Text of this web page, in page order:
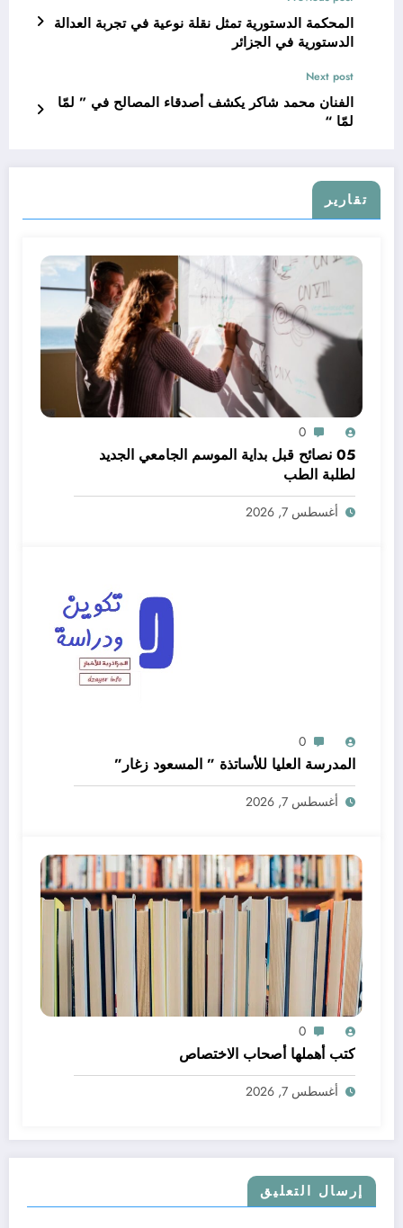
المحكمة الدستورية تمثل نقلة نوعية في تجربة العدالة
الدستورية في الجزائر
Next post
الفنان محمد شاكر يكشف أصدقاء المصالح في ” لمّا
لمّا “
تقارير
0
05 نصائح قبل بداية الموسم الجامعي الجديد
لطلبة الطب
أغسطس 7, 2026
0
المدرسة العليا للأساتذة ” المسعود زغار”
أغسطس 7, 2026
0
كتب أهملها أصحاب الاختصاص
أغسطس 7, 2026
إرسال التعليق